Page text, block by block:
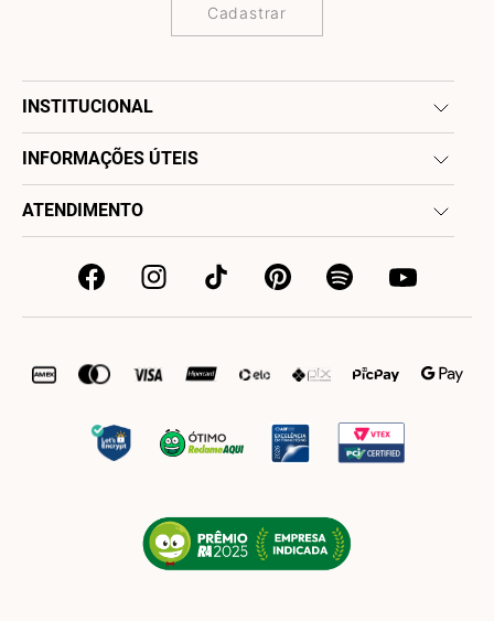
Cadastrar
INSTITUCIONAL
INFORMAÇÕES ÚTEIS
ATENDIMENTO